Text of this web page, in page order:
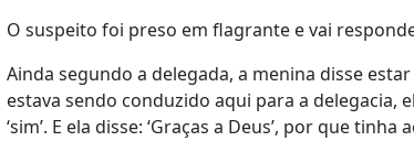
O suspeito foi preso em flagrante e vai
Ainda segundo a delegada, a menina disse
estava sendo conduzido aqui para a delegacia,
‘sim’. E ela disse: ‘Graças a Deus’, por que